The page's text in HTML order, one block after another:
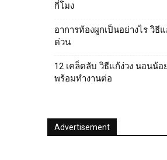
กี่โมง
อาการท้องผูกเป็นอย่างไร วิธี
ด่วน
12 เคล็ดลับ วิธีแก้ง่วง นอนน้
พร้อมทำงานต่อ
Advertisement